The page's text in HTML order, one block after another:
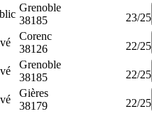
Grenoble
38185
23/25
Corenc
38126
22/25
Grenoble
38185
22/25
Gières
38179
22/25